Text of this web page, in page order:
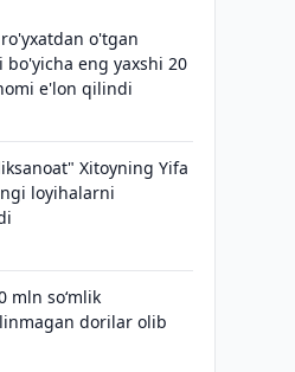
o'tgan
eng yaxshi 20
e'lon qilindi
Xitoyning Yifa
loyihalarni
mln so‘mlik
dorilar olib